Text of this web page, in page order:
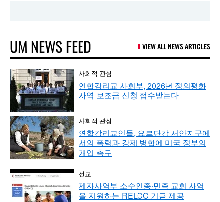
UM NEWS FEED VIEW ALL NEWS ARTICLES
사회적 관심
연합감리교 사회부, 2026년 정의평화
사역 보조금 신청 접수받는다
사회적 관심
연합감리교인들, 요르단강 서안지구에
서의 폭력과 강제 병합에 미국 정부의
개입 촉구
선교
제자사역부 소수인종·민족 교회 사역
을 지원하는 RELCC 기금 제공